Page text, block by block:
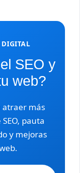
SEO y
web?
atraer más
pauta
y mejoras